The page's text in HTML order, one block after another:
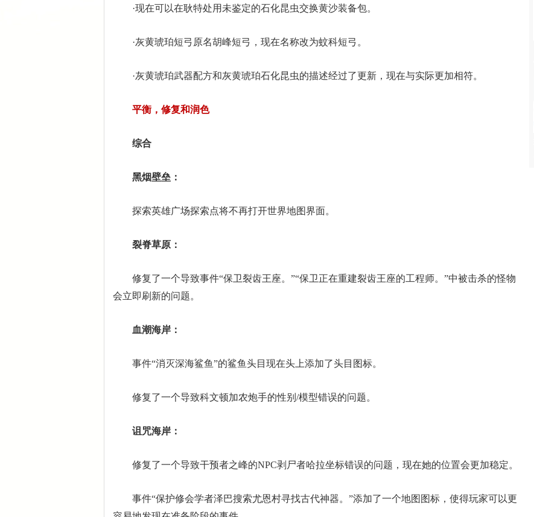
·现在可以在耿特处用未鉴定的石化昆虫交换黄沙装备包。
·灰黄琥珀短弓原名胡峰短弓，现在名称改为蚊科短弓。
·灰黄琥珀武器配方和灰黄琥珀石化昆虫的描述经过了更新，现在与实际更加相符。
平衡，修复和润色
综合
黑烟壁垒：
探索英雄广场探索点将不再打开世界地图界面。
裂脊草原：
修复了一个导致事件“保卫裂齿王座。”“保卫正在重建裂齿王座的工程师。”中被击杀的怪物
会立即刷新的问题。
血潮海岸：
事件“消灭深海鲨鱼”的鲨鱼头目现在头上添加了头目图标。
修复了一个导致科文顿加农炮手的性别/模型错误的问题。
诅咒海岸：
修复了一个导致干预者之峰的NPC剥尸者哈拉坐标错误的问题，现在她的位置会更加稳定。
事件“保护修会学者泽巴搜索尤恩村寻找古代神器。”添加了一个地图图标，使得玩家可以更